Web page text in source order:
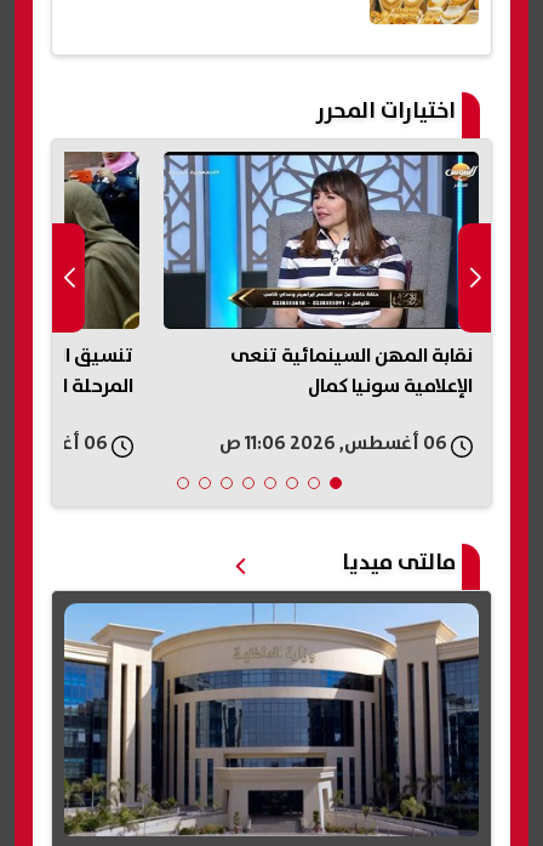
اختيارات المحرر
نقابة المهن السينمائية تنعى
الإعلامية سونيا كمال
المرحلة الثانية
مالتى ميديا